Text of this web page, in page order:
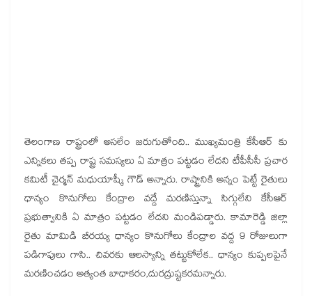
తెలంగాణ రాష్ట్రంలో అసలేం జరుగుతోంది.. ముఖ్యమంత్రి కేసీఆర్ కు
ఎన్నికలు తప్ప రాష్ట్ర సమస్యలు ఏ మాత్రం పట్టడం లేదని టీపీసీసీ ప్రచార
కమిటీ చైర్మన్ మధుయాష్కీ గౌడ్ అన్నారు. రాష్ట్రానికి అన్నం పెట్టే రైతులు
ధాన్యం కొనుగోలు కేంద్రాల వద్దే మరణిస్తున్నా సిగ్గులేని కేసీఆర్
ప్రభుత్వానికి ఏ మాత్రం పట్టడం లేదని మండిపడ్డారు. కామారెడ్డి జిల్లా
రైతు మామిడి బీరయ్య ధాన్యం కొనుగోలు కేంద్రాల వద్ద 9 రోజులుగా
పడిగాపులు గాసి.. చివరకు ఆలస్యాన్ని తట్టుకోలేక.. ధాన్యం కుప్పలపైనే
మరణించడం అత్యంత బాధాకరం,దురద్రుష్టకరమన్నారు.